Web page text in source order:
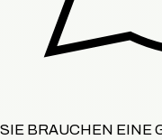
SIE BRAUCHEN EINE